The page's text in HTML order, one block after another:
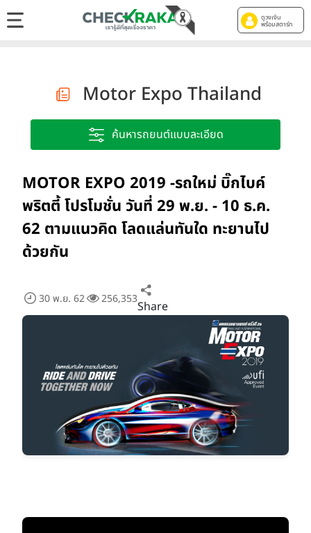
ดูวงเงิน
พร้อมสตาร์ท
Motor Expo Thailand
ค้นหารถยนต์แบบละเอียด
MOTOR EXPO 2019 -รถใหม่ บิ๊กไบค์
พริตตี้ โปรโมชั่น วันที่ 29 พ.ย. - 10 ธ.ค.
62 ตามแนวคิด โลดแล่นทันใด ทะยานไป
ด้วยกัน
30 พ.ย. 62 256,353Share